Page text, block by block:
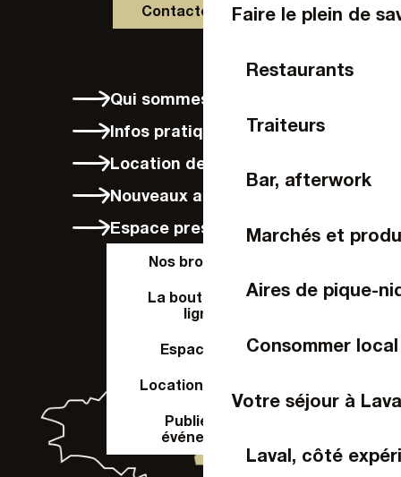
Faire le plein de
Restaurants
Traiteurs
Bar, afterwork
Marchés et
Aires de pique-
Consommer local
Votre séjour à
Laval, côté
Contactez-nous
Qui sommes-nous ?
Infos pratiques
Location de vélos à Laval
Nouveaux arrivants
Espace presse
Nos brochures
La boutique en
ligne
Espace Pro
Location de salle
Publier un
événement